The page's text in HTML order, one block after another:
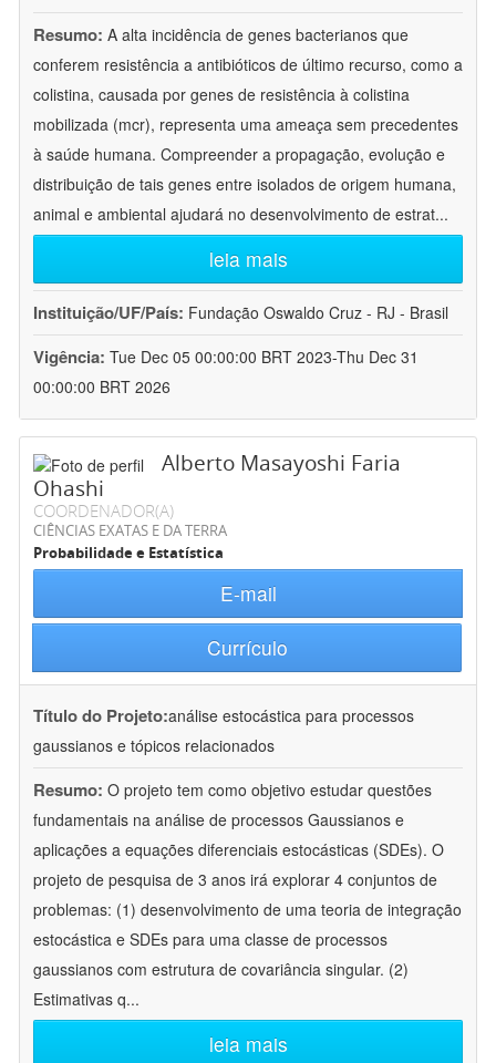
Resumo: A alta incidência de genes bacterianos que
conferem resistência a antibióticos de último recurso, como a
colistina, causada por genes de resistência à colistina
mobilizada (mcr), representa uma ameaça sem precedentes
à saúde humana. Compreender a propagação, evolução e
distribuição de tais genes entre isolados de origem humana,
animal e ambiental ajudará no desenvolvimento de estrat...
leia mais
Instituição/UF/País: Fundação Oswaldo Cruz - RJ - Brasil
Vigência: Tue Dec 05 00:00:00 BRT 2023-Thu Dec 31
00:00:00 BRT 2026
Alberto Masayoshi Faria
Ohashi
COORDENADOR(A)
CIÊNCIAS EXATAS E DA TERRA
Probabilidade e Estatística
E-mail
Currículo
Título do Projeto:análise estocástica para processos
gaussianos e tópicos relacionados
Resumo: O projeto tem como objetivo estudar questões
fundamentais na análise de processos Gaussianos e
aplicações a equações diferenciais estocásticas (SDEs). O
projeto de pesquisa de 3 anos irá explorar 4 conjuntos de
problemas: (1) desenvolvimento de uma teoria de integração
estocástica e SDEs para uma classe de processos
gaussianos com estrutura de covariância singular. (2)
Estimativas q...
leia mais